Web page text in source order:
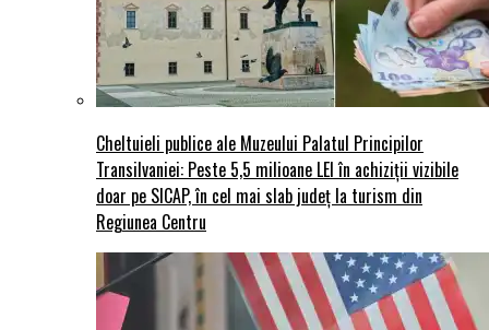
Cheltuieli publice ale Muzeului Palatul Principilor
Transilvaniei: Peste 5,5 milioane LEI în achiziții vizibile
doar pe SICAP, în cel mai slab județ la turism din
Regiunea Centru